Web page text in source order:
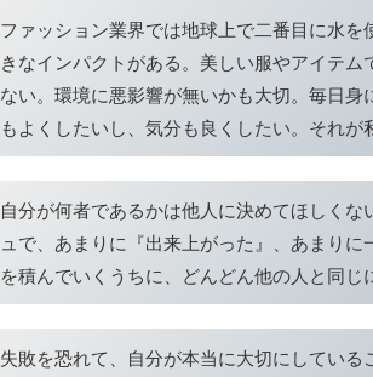
ファッション業界では地球上で二番目に水
きなインパクトがある。美しい服やアイテ
ない。環境に悪影響が無いかも大切。毎日
もよくしたいし、気分も良くしたい。それ
自分が何者であるかは他人に決めてほしく
ュで、あまりに『出来上がった』、あまり
を積んでいくうちに、どんどん他の人と同じ
失敗を恐れて、自分が本当に大切にしてい